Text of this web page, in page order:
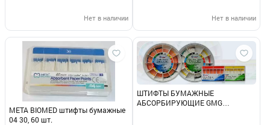
Нет в наличии Нет в наличии
МЕТА BIOMED штифты бумажные
04 30, 60 шт.
ШТИФТЫ БУМАЖНЫЕ
АБСОРБИРУЮЩИЕ GMG